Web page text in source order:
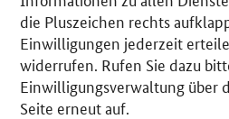
die Pluszeichen rechts
Einwilligungen jederzeit
widerrufen. Rufen Sie dazu
Einwilligungsverwaltung über
Seite erneut auf.